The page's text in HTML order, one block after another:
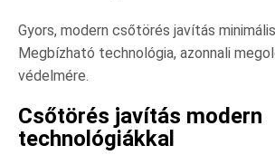
Gyors, modern csőtörés javítás
Megbízható technológia, azonnali
védelmére.
Csőtörés javítás modern
technológiákkal